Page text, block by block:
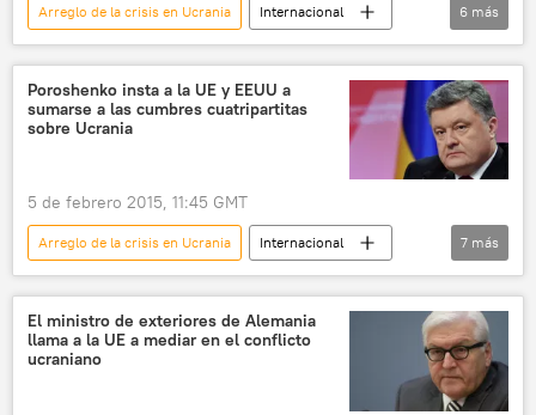
Arreglo de la crisis en Ucrania
Internacional
Rusia
Situación en el este de Ucrania
Ucrania
Vladímir Putin
📰 Conflicto en el este de Ucrania (2014-2022)
6 más
Poroshenko insta a la UE y EEUU a
sumarse a las cumbres cuatripartitas
sobre Ucrania
5 de febrero 2015, 11:45 GMT
Arreglo de la crisis en Ucrania
Internacional
política
Ucrania
Alemania
Francia
Petró Poroshenko
Rusia
noticias
7 más
El ministro de exteriores de Alemania
llama a la UE a mediar en el conflicto
ucraniano